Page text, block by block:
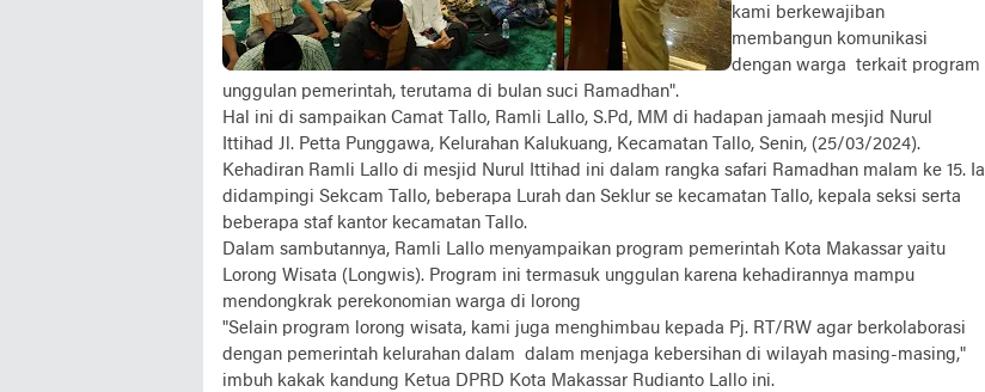
kami berkewajiban
membangun komunikasi
dengan warga terkait program
unggulan pemerintah, terutama di bulan suci Ramadhan".
Hal ini di sampaikan Camat Tallo, Ramli Lallo, S.Pd, MM di hadapan jamaah mesjid Nurul
Ittihad Jl. Petta Punggawa, Kelurahan Kalukuang, Kecamatan Tallo, Senin, (25/03/2024).
Kehadiran Ramli Lallo di mesjid Nurul Ittihad ini dalam rangka safari Ramadhan malam ke 15. Ia
didampingi Sekcam Tallo, beberapa Lurah dan Seklur se kecamatan Tallo, kepala seksi serta
beberapa staf kantor kecamatan Tallo.
Dalam sambutannya, Ramli Lallo menyampaikan program pemerintah Kota Makassar yaitu
Lorong Wisata (Longwis). Program ini termasuk unggulan karena kehadirannya mampu
mendongkrak perekonomian warga di lorong
"Selain program lorong wisata, kami juga menghimbau kepada Pj. RT/RW agar berkolaborasi
dengan pemerintah kelurahan dalam dalam menjaga kebersihan di wilayah masing-masing,"
imbuh kakak kandung Ketua DPRD Kota Makassar Rudianto Lallo ini.